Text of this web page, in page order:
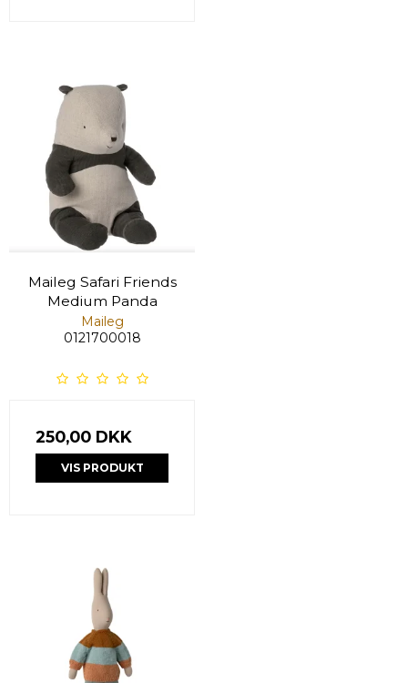
Maileg Safari Friends
Medium Panda
Maileg
0121700018
250,00 DKK
VIS PRODUKT